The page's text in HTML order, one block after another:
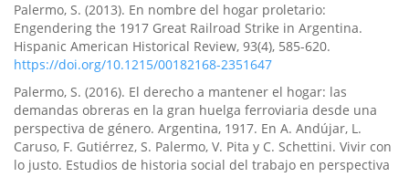
Palermo, S. (2013). En nombre del hogar proletario:
Engendering the 1917 Great Railroad Strike in Argentina.
Hispanic American Historical Review, 93(4), 585-620.
https://doi.org/10.1215/00182168-2351647
Palermo, S. (2016). El derecho a mantener el hogar: las
demandas obreras en la gran huelga ferroviaria desde una
perspectiva de género. Argentina, 1917. En A. Andújar, L.
Caruso, F. Gutiérrez, S. Palermo, V. Pita y C. Schettini. Vivir con
lo justo. Estudios de historia social del trabajo en perspectiva